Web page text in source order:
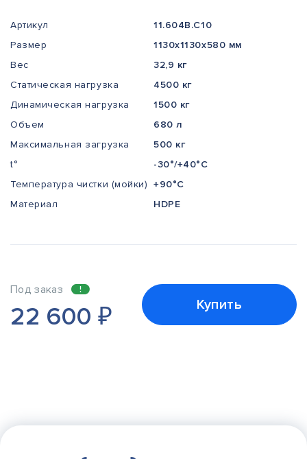
Артикул
11.604В.С10
Размер
1130x1130x580 мм
Вес
32,9 кг
Статическая нагрузка
4500 кг
Динамическая нагрузка
1500 кг
Объем
680 л
Максимальная загрузка
500 кг
t°
-30°/+40°С
Температура чистки (мойки) +90°С
Материал
HDPE
Под заказ
22 600₽ Купить